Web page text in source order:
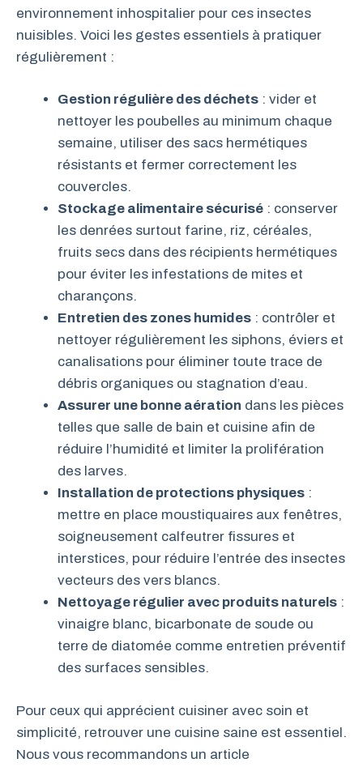
environnement inhospitalier pour ces insectes
nuisibles. Voici les gestes essentiels à pratiquer
régulièrement :
Gestion régulière des déchets : vider et
nettoyer les poubelles au minimum chaque
semaine, utiliser des sacs hermétiques
résistants et fermer correctement les
couvercles.
Stockage alimentaire sécurisé : conserver
les denrées surtout farine, riz, céréales,
fruits secs dans des récipients hermétiques
pour éviter les infestations de mites et
charançons.
Entretien des zones humides : contrôler et
nettoyer régulièrement les siphons, éviers et
canalisations pour éliminer toute trace de
débris organiques ou stagnation d’eau.
Assurer une bonne aération dans les pièces
telles que salle de bain et cuisine afin de
réduire l’humidité et limiter la prolifération
des larves.
Installation de protections physiques :
mettre en place moustiquaires aux fenêtres,
soigneusement calfeutrer fissures et
interstices, pour réduire l’entrée des insectes
vecteurs des vers blancs.
Nettoyage régulier avec produits naturels :
vinaigre blanc, bicarbonate de soude ou
terre de diatomée comme entretien préventif
des surfaces sensibles.
Pour ceux qui apprécient cuisiner avec soin et
simplicité, retrouver une cuisine saine est essentiel.
Nous vous recommandons un article